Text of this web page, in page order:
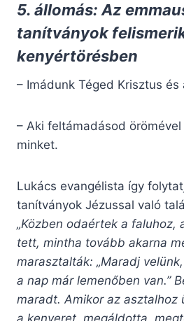
5. állomás: Az
tanítványok
kenyértörésben
– Imádunk Téged Krisztus és
– Aki feltámadásod
minket.
Lukács evangélista így
tanítványok Jézussal való
„Közben odaértek a faluhoz,
tett, mintha tovább akarna
marasztalták: „Maradj
a nap már lemenőben van.”
maradt. Amikor az asztalhoz